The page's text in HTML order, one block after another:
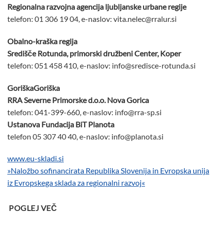
Regionalna razvojna agencija ljubljanske urbane regije
telefon: 01 306 19 04, e-naslov: vita.nelec@rralur.si
Obalno-kraška regija
Središče Rotunda, primorski družbeni Center, Koper
telefon: 051 458 410, e-naslov: info@sredisce-rotunda.si
GoriškaGoriška
RRA Severne Primorske d.o.o. Nova Gorica
telefon: 041-399-660, e-naslov: info@rra-sp.si
Ustanova Fundacija BiT Planota
telefon 05 307 40 40, e-naslov: info@planota.si
www.eu-skladi.si
»Naložbo sofinancirata Republika Slovenija in Evropska unija
iz Evropskega sklada za regionalni razvoj«
POGLEJ VEČ